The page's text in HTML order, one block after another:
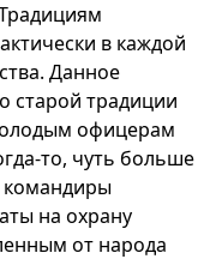
в каждой
Данное
старой традиции
офицерам
то, чуть больше
командиры
на охрану
от народа